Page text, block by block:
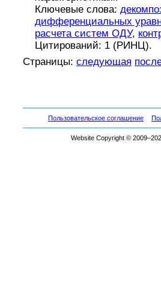
Ключевые слова:
дифференциальных
расчета систем ОДУ,
Цитирований: 1 (РИНЦ).
Страницы: следующая
Пользовательское соглашение
Website Copyright ©